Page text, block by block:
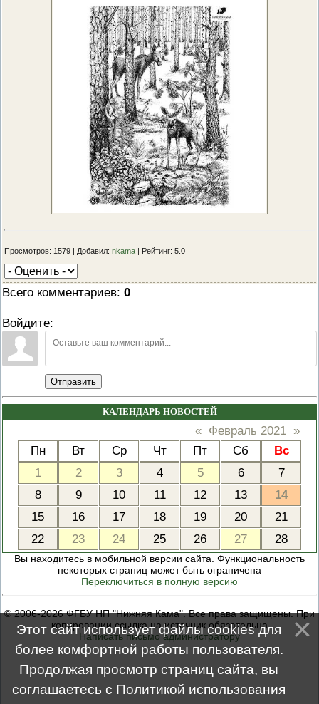
Просмотров: 1579 | Добавил: nkama | Рейтинг: 5.0
Всего комментариев: 0
Войдите:
Отправить
КАЛЕНДАРЬ НОВОСТЕЙ
« Февраль 2021 »
Пн
Вт Ср Чт Пт Сб
Вс
1
2 3 4 5 6
7
8
9 10 11 12 13
14
15
16 17 18 19 20
21
22
23 24 25 26 27 28
Вы находитесь в мобильной версии сайта. Функциональность
некоторых страниц может быть ограничена
Переключиться в полную версию
© 2006-2026 ФГБУ НП "Нижняя Кама". Все права защищены. При
копировании ссылка на источник обязательна
Написать письмо администратору
Этот сайт использует файлы cookies для
более комфортной работы пользователя.
Продолжая просмотр страниц сайта, вы
соглашаетесь с Политикой использования